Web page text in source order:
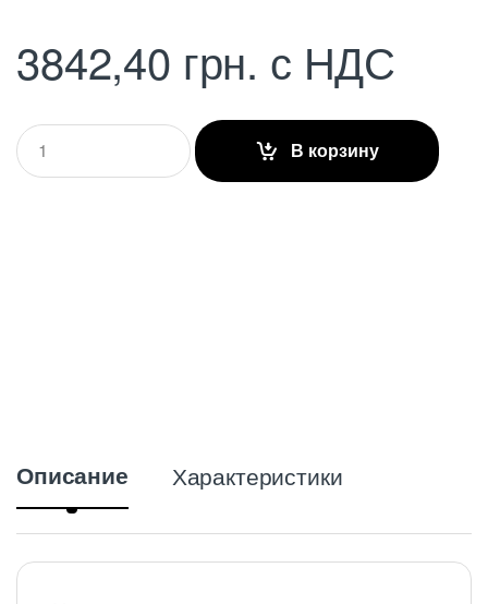
3842,40 грн. с НДС
Q
u
a
В корзину
Описание Характеристики